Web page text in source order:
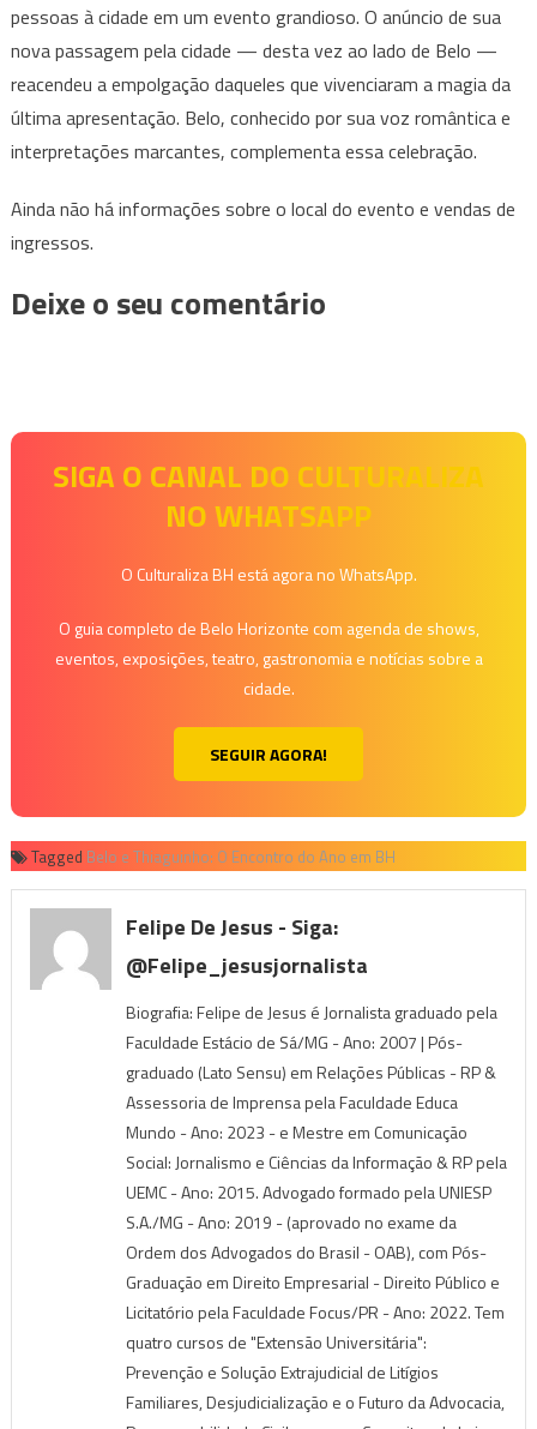
pessoas à cidade em um evento grandioso. O anúncio de sua
nova passagem pela cidade — desta vez ao lado de Belo —
reacendeu a empolgação daqueles que vivenciaram a magia da
última apresentação. Belo, conhecido por sua voz romântica e
interpretações marcantes, complementa essa celebração.
Ainda não há informações sobre o local do evento e vendas de
ingressos.
Deixe o seu comentário
SIGA O CANAL DO CULTURALIZA
NO WHATSAPP
O Culturaliza BH está agora no WhatsApp.
O guia completo de Belo Horizonte com agenda de shows,
eventos, exposições, teatro, gastronomia e notícias sobre a
cidade.
SEGUIR AGORA!
Tagged Belo e Thiaguinho: O Encontro do Ano em BH
Felipe De Jesus - Siga:
@felipe_jesusjornalista
Biografia: Felipe de Jesus é Jornalista graduado pela
Faculdade Estácio de Sá/MG - Ano: 2007 | Pós-
graduado (Lato Sensu) em Relações Públicas - RP &
Assessoria de Imprensa pela Faculdade Educa
Mundo - Ano: 2023 - e Mestre em Comunicação
Social: Jornalismo e Ciências da Informação & RP pela
UEMC - Ano: 2015. Advogado formado pela UNIESP
S.A./MG - Ano: 2019 - (aprovado no exame da
Ordem dos Advogados do Brasil - OAB), com Pós-
Graduação em Direito Empresarial - Direito Público e
Licitatório pela Faculdade Focus/PR - Ano: 2022. Tem
quatro cursos de "Extensão Universitária":
Prevenção e Solução Extrajudicial de Litígios
Familiares, Desjudicialização e o Futuro da Advocacia,